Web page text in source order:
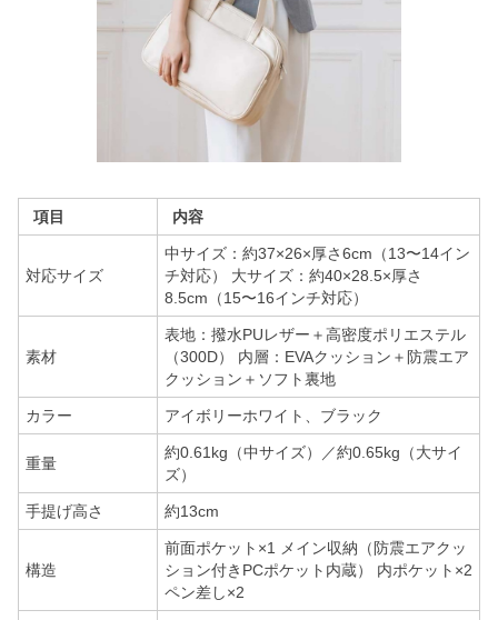
項目 内容
対応サイズ
中サイズ：約37×26×厚さ6cm（13〜14イン
チ対応） 大サイズ：約40×28.5×厚さ
8.5cm（15〜16インチ対応）
素材
表地：撥水PUレザー＋高密度ポリエステル
（300D） 内層：EVAクッション＋防震エア
クッション＋ソフト裏地
カラー アイボリーホワイト、ブラック
重量
約0.61kg（中サイズ）／約0.65kg（大サイ
ズ）
手提げ高さ 約13cm
構造
前面ポケット×1 メイン収納（防震エアクッ
ション付きPCポケット内蔵） 内ポケット×2
ペン差し×2